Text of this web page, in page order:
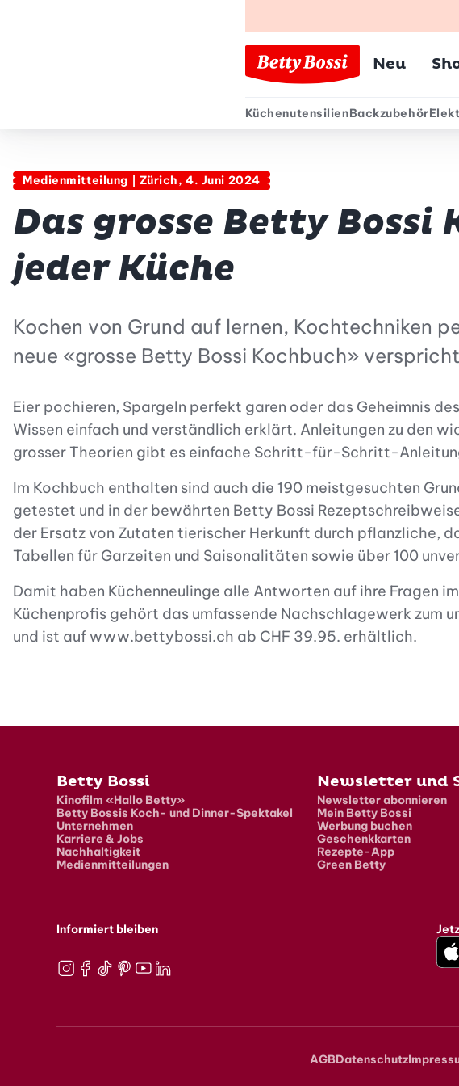
Neu
Sekundärmenü
KüchenutensilienBackzubehör
Medienmitteilung | Zürich, 4. Juni 2024
Das grosse Betty
jeder Küche
Kochen von Grund auf lernen, Kochtechniken
neue «grosse Betty Bossi Kochbuch»
Eier pochieren, Spargeln perfekt garen oder das Geheimnis
Wissen einfach und verständlich erklärt. Anleitungen zu den
grosser Theorien gibt es einfache Schritt-für-Schritt-
Im Kochbuch enthalten sind auch die 190 meistgesuchten
getestet und in der bewährten Betty Bossi
der Ersatz von Zutaten tierischer Herkunft durch pflanzliche,
Tabellen für Garzeiten und Saisonalitäten sowie über 100
Damit haben Küchenneulinge alle Antworten auf ihre Fragen
Küchenprofis gehört das umfassende Nachschlagewerk zum
und ist auf www.bettybossi.ch ab CHF 39.95. erhältlich.
Fusszeile
Betty Bossi
Kinofilm «Hallo Betty»
Betty Bossis Koch- und Dinner-Spektakel
Unternehmen
Karriere & Jobs
Nachhaltigkeit
Medienmitteilungen
Newsletter und
Newsletter abonnieren
Mein Betty Bossi
Werbung buchen
Geschenkkarten
Rezepte-App
Green Betty
Informiert bleiben
AGBDatenschutz